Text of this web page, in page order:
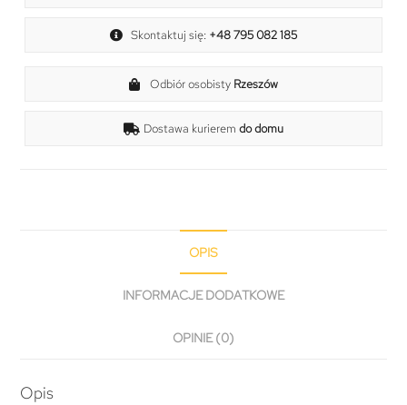
Skontaktuj się: +48 795 082 185
Odbiór osobisty Rzeszów
Dostawa kurieremdo domu
OPIS
INFORMACJE DODATKOWE
OPINIE (0)
Opis